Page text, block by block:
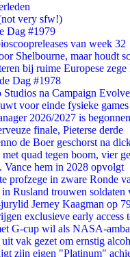
very sfw!)
Dag #1979
van week 32
Shelbourne, maar houdt
bij ruime Europese
Dag #1978
na Campaign
voor einde fysieke games
2026/2027 is begonnen
finale, Pieterse derde
de Boer geschorst na
quad tegen boom, vier
hem in 2028 opvolgt
profzege in zware Ronde
Rusland trouwen
Jerney Kaagman op
exclusieve early
G-cup wil als NASA-
vak gezet om ernstig
zijn eigen "Platinum"